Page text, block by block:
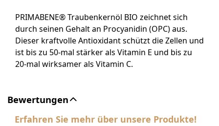
PRIMABENE® Traubenkernöl BIO zeichnet sich
durch seinen Gehalt an Procyanidin (OPC) aus.
Dieser kraftvolle Antioxidant schützt die Zellen und
ist bis zu 50-mal stärker als Vitamin E und bis zu
20-mal wirksamer als Vitamin C.
Bewertungen
Erfahren Sie mehr über unsere Produkte!